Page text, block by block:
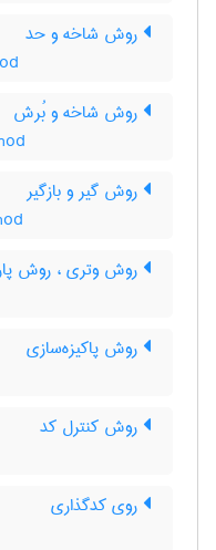
روش شاخه و حد
روش شاخه و بُرش
روش گیر و بازگیر
روش وتری ، روش
روش پاکیزه‌سازی
روش کنترل کد
روی کدگذاری